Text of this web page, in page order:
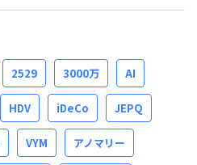
2529 3000万 AI
HDV iDeCo JEPQ
VYM アノマリー